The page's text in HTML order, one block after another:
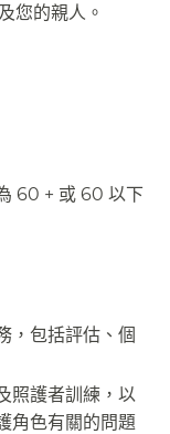
您的親人。​​
60 + 或 60 以下
，包括評估、個
照護者訓練，以
角色有關的問題​​